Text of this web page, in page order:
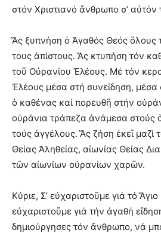
στόν Χριστιανό ἄνθρωπο σ’ αὐτόν
Ἅς ξυπνήση ὁ Ἀγαθός Θεός ὅλους
τους ἀπίστους. Ἅς κτυπήση τόν
τοῦ Οὐρανίου Ἐλέους. Μέ τόν
Ἐλέους μέσα στή συνείδηση,
ὁ καθένας καί πορευθῆ στήν
οὐράνια τράπεζα ἀνάμεσα στούς
τούς ἀγγέλους. Ἅς ζήση ἐκεῖ μαζί
Θείας Ἀληθείας, αἰωνίας Θείας
τῶν αἰωνίων οὐρανίων χαρῶν.
Κύριε, Σ’ εὐχαριστοῦμε γιά τό
εὐχαριστοῦμε γιά τήν ἀγαθή
δημιούργησες τόν ἄνθρωπο, νά